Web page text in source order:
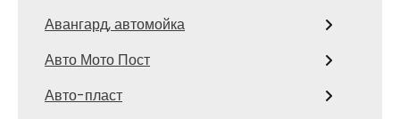
Авангард, автомойка
Авто Мото Пост
Авто-пласт